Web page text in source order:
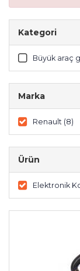
Kategori
Büyük araç
Marka
Renault (8)
Ürün
Elektronik